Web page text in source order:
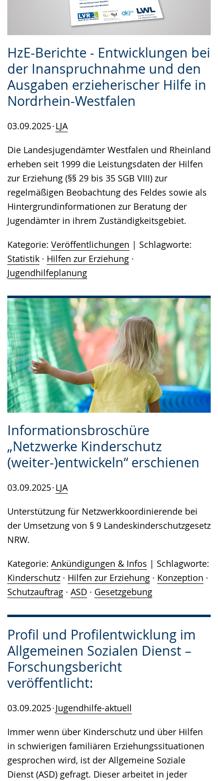
HzE-Berichte - Entwicklungen bei
der Inanspruchnahme und den
Ausgaben erzieherischer Hilfe in
Nordrhein-Westfalen
03.09.2025 LJA
Die Landesjugendämter Westfalen und Rheinland
erheben seit 1999 die Leistungsdaten der Hilfen
zur Erziehung (§§ 29 bis 35 SGB VIII) zur
regelmäßigen Beobachtung des Feldes sowie als
Hintergrundinformationen zur Beratung der
Jugendämter in ihrem Zuständigkeitsgebiet.
Kategorie: Veröffentlichungen
Schlagworte:
Statistik · Hilfen zur Erziehung ·
Jugendhilfeplanung
Informationsbroschüre
„Netzwerke Kinderschutz
(weiter-)entwickeln“ erschienen
03.09.2025 LJA
Unterstützung für Netzwerkkoordinierende bei
der Umsetzung von § 9 Landeskinderschutzgesetz
NRW.
Kategorie: Ankündigungen & Infos
Schlagworte:
Kinderschutz · Hilfen zur Erziehung · Konzeption ·
Schutzauftrag · ASD · Gesetzgebung
Profil und Profilentwicklung im
Allgemeinen Sozialen Dienst –
Forschungsbericht
veröffentlicht:
03.09.2025 Jugendhilfe-aktuell
Immer wenn über Kinderschutz und über Hilfen
in schwierigen familiären Erziehungssituationen
gesprochen wird, ist der Allgemeine Soziale
Dienst (ASD) gefragt. Dieser arbeitet in jeder